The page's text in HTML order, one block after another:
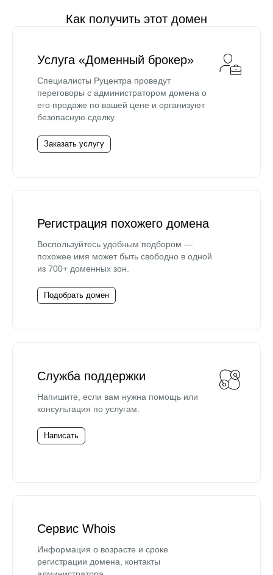
Как получить этот домен
Услуга «Доменный брокер»
Специалисты Руцентра проведут
переговоры с администратором домена о
его продаже по вашей цене и организуют
безопасную сделку.
Заказать услугу
Регистрация похожего домена
Воспользуйтесь удобным подбором —
похожее имя может быть свободно в одной
из 700+ доменных зон.
Подобрать домен
Служба поддержки
Напишите, если вам нужна помощь или
консультация по услугам.
Написать
Сервис Whois
Информация о возрасте и сроке
регистрации домена, контакты